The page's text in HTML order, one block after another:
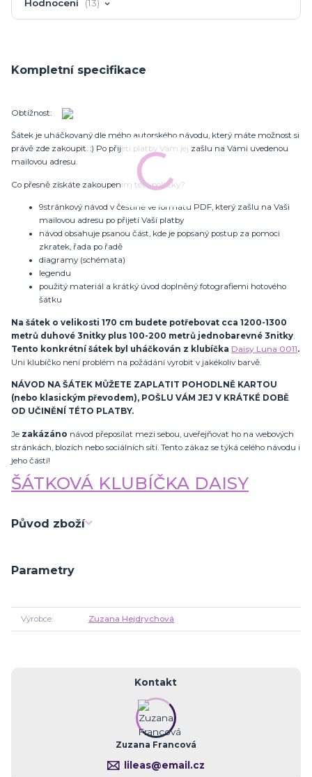
Hodnocení 13
Kompletní specifikace
Obtížnost:
Šátek je uháčkovaný dle mého autorského návodu, který máte možnost si
právě zde zakoupit. :) Po přijetí platby Vám jej zašlu na Vámi uvedenou
mailovou adresu.
Co přesně získáte zakoupením této položky?
9stránkový návod v češtině ve formátu PDF, který zašlu na Vaši
mailovou adresu po přijetí Vaší platby
návod obsahuje psanou část, kde je popsaný postup za pomoci
zkratek, řada po řadě
diagramy (schémata)
legendu
použitý materiál a krátký úvod doplněný fotografiemi hotového
šátku
Na šátek o velikosti 170 cm budete potřebovat cca 1200-1300
metrů duhové 3nitky plus 100-200 metrů jednobarevné 3nitky
Tento konkrétní šátek byl uháčkován z klubíčka Daisy Luna 0011.
Uni klubíčko není problém na požádání vyrobit v jakékoliv barvě.
NÁVOD NA ŠÁTEK MŮŽETE ZAPLATIT POHODLNĚ KARTOU
(nebo klasickým převodem), POŠLU VÁM JEJ V KRÁTKÉ DOBĚ
OD UČINĚNÍ TÉTO PLATBY.
Je zakázáno návod přeposílat mezi sebou, uveřejňovat ho na webových
stránkách, blozích nebo sociálních sítí. Tento zákaz se týká celého návodu i
jeho částí!
ŠÁTKOVÁ KLUBÍČKA DAISY
Původ zboží
Parametry
Výrobce Zuzana Hejdrychová
Kontakt
Zuzana Francová
lileas@email.cz